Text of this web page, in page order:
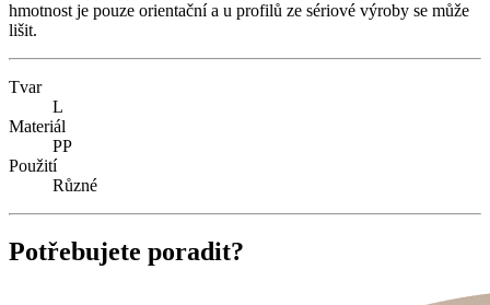
hmotnost je pouze orientační a u profilů ze sériové výroby se může
lišit.
Tvar
L
Materiál
PP
Použití
Různé
Potřebujete poradit?